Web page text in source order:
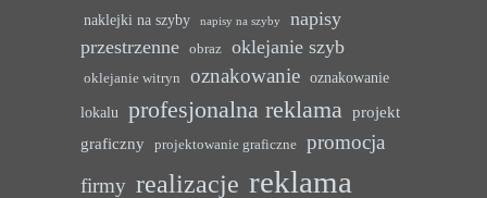
naklejki na szyby
napisy na szyby
napisy
przestrzenne
obraz oklejanie szyb
oklejanie witryn oznakowanie oznakowanie
lokalu profesjonalna reklama projekt
graficzny
projektowanie graficzne
promocja
firmy realizacje reklama